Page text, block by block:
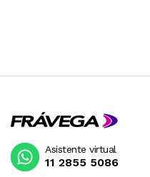
Asistente virtual
11 2855 5086